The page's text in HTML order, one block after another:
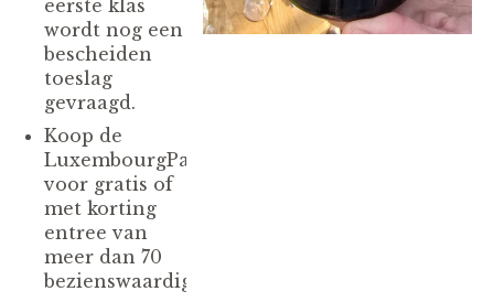
eerste klas
wordt nog een
bescheiden
toeslag
gevraagd.
Koop de
LuxembourgPass
voor gratis of
met korting
entree van
meer dan 70
bezienswaardigheden.